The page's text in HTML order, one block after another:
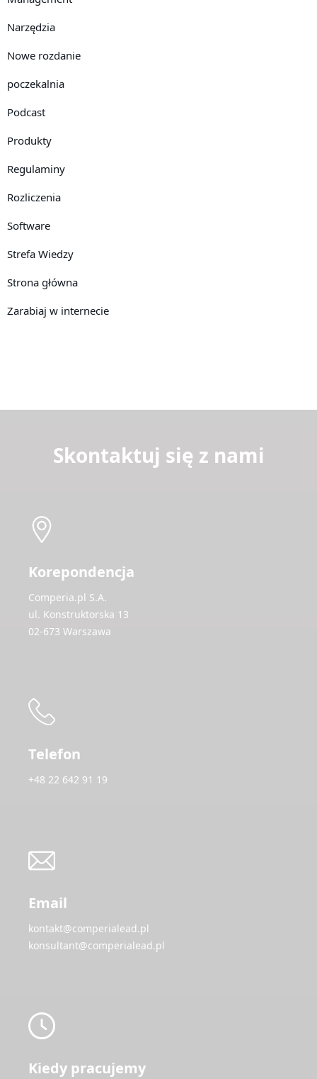
Narzędzia
Nowe rozdanie
poczekalnia
Podcast
Produkty
Regulaminy
Rozliczenia
Software
Strefa Wiedzy
Strona główna
Zarabiaj w internecie
Skontaktuj się z nami
Korepondencja
Comperia.pl S.A.
ul. Konstruktorska 13
02-673 Warszawa
Telefon
+48 22 642 91 19
Email
kontakt@comperialead.pl
konsultant@comperialead.pl
Kiedy pracujemy